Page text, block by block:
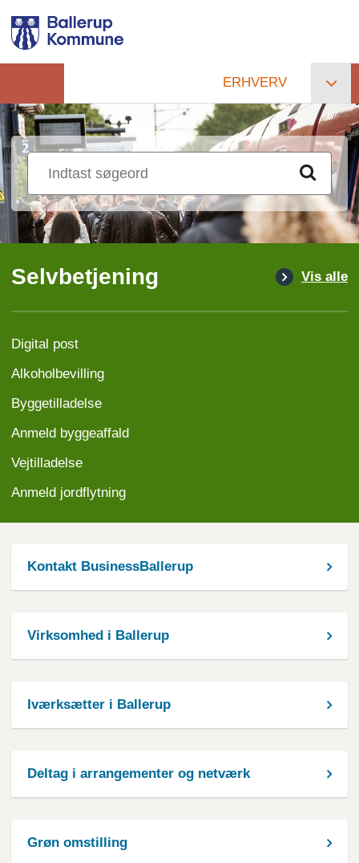
hovedindhold
Primær
navigation
ERHVERV
Selvbetjening Vis alle
Digital post
Alkoholbevilling
Byggetilladelse
Anmeld byggeaffald
Vejtilladelse
Anmeld jordflytning
Kontakt BusinessBallerup
Virksomhed i Ballerup
Iværksætter i Ballerup
Deltag i arrangementer og netværk
Grøn omstilling